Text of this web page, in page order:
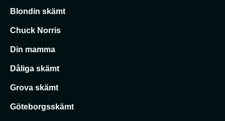
Blondin skämt
Chuck Norris
Din mamma
Dåliga skämt
Grova skämt
Göteborgsskämt